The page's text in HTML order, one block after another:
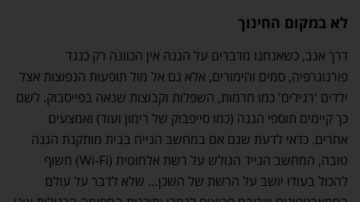
לא במקום החינוך
דרך אגב, כשאנחנו מדברים על הגנה אין הכוונה רק כנגד
פורנוגרפיה, סמים והימורים, אלא גם אל מול תופעות הנפוצות אצל
ילדים 'רגילים' כמו חרמות, השפלות וקבוצות שנאה בפייסבוק. לשם
כך קיימים תוספי הגנה (כמו סייפבוק של רימון ועוד) ואמצעים
אחרים. כדאי לדעת שגם אם במחשב הנייח בבית מותקנת הגנה
טובה, המחשב הנייד הגולש על רשת אלחוטית (Wi-Fi) חשוף
להכול בעודו יושב על הרשת של השכן… שלא לדבר על עולם